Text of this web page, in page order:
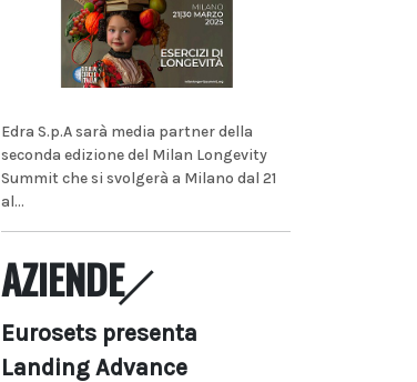
Edra S.p.A sarà media partner della
seconda edizione del Milan Longevity
Summit che si svolgerà a Milano dal 21
al...
AZIENDE
Eurosets presenta
Landing Advance